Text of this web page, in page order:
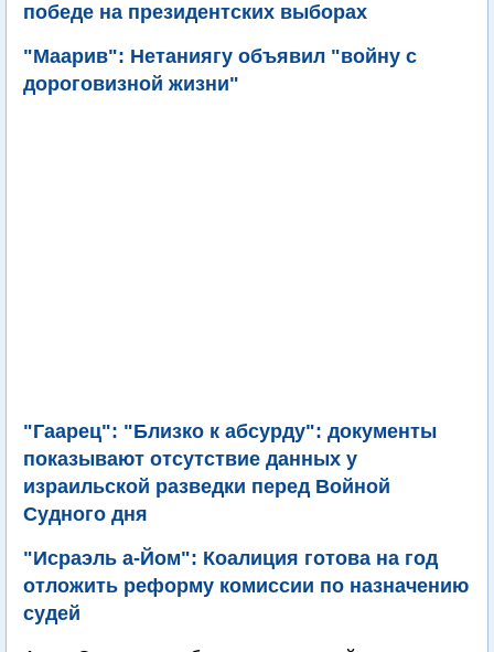
победе на президентских выборах
"Маарив": Нетаниягу объявил "войну с
дороговизной жизни"
"Гаарец": "Близко к абсурду": документы
показывают отсутствие данных у
израильской разведки перед Войной
Судного дня
"Исраэль а-Йом": Коалиция готова на год
отложить реформу комиссии по назначению
судей